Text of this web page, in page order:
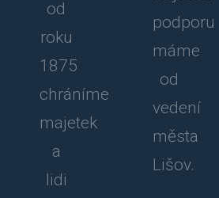
od
roku
1875
chráníme
majetek
a
lidi
podporu
máme
od
vedení
města
Lišov.